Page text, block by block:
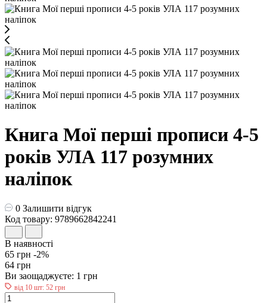
Книга Мої перші прописи 4-5
років УЛА 117 розумних
наліпок
0 Залишити відгук
Код товару: 9789662842241
В наявності
65 грн -2%
64 грн
Ви заощаджуєте: 1 грн
від 10 шт: 52 грн